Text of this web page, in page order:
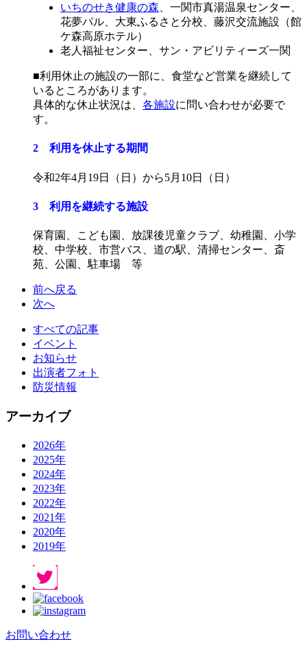
いちのせき健康の森 、一関市真湯温泉センター、
花夢パル、大東ふるさと分校、藤沢交流施設（館
ケ森高原ホテル）
老人福祉センター、サン・アビリティーズ一関
■利用休止の施設の一部に、食堂など営業を継続して
いるところがあります。
具体的な休止状況は、 各施設に問い合わせが必要で
す。
2 利用を休止する期間
令和2年4月19日（日）から5月10日（日）
3 利用を継続する施設
保育園、こども園、放課後児童クラブ、幼稚園、小学
校、中学校、市営バス、道の駅、清掃センター、斎
苑、公園、駐車場 等
前へ戻る
次へ
すべての記事
イベント
お知らせ
出演者フォト
防災情報
アーカイブ
2026年
2025年
2024年
2023年
2022年
2021年
2020年
2019年
お問い合わせ